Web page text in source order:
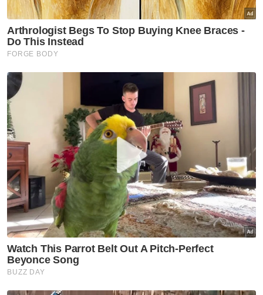
Pelajar Malaysia jatuh sakit di
Pattani dipindahkan ke HSB
Aduan terus dipinggirkan